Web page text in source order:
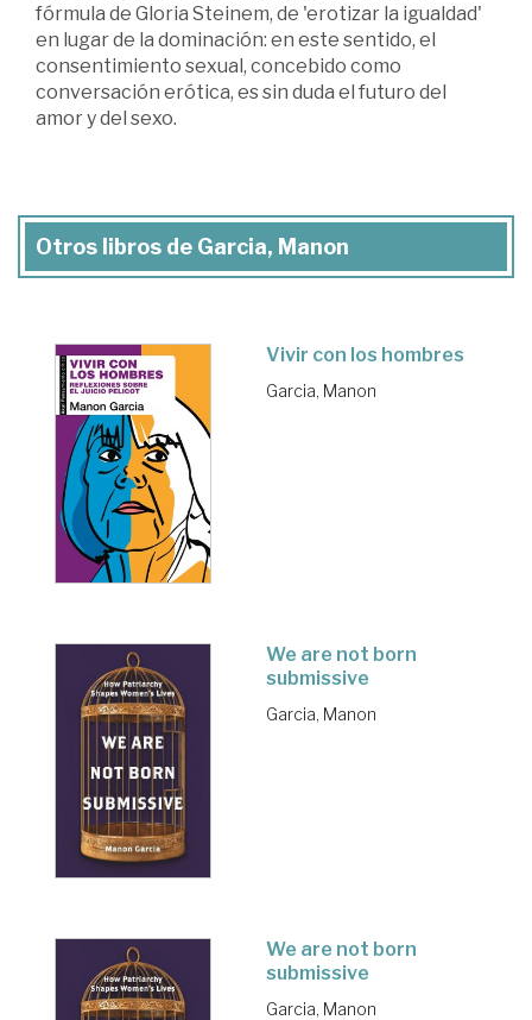
fórmula de Gloria Steinem, de 'erotizar la igualdad'
en lugar de la dominación: en este sentido, el
consentimiento sexual, concebido como
conversación erótica, es sin duda el futuro del
amor y del sexo.
Otros libros de Garcia, Manon
Vivir con los hombres
Garcia, Manon
We are not born
submissive
Garcia, Manon
We are not born
submissive
Garcia, Manon